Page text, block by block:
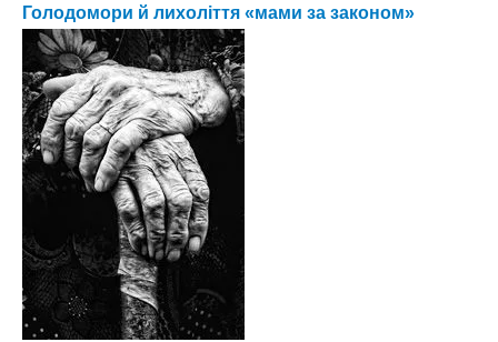
Голодомори й лихоліття «мами за законом»